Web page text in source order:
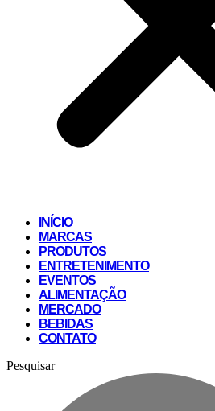
INÍCIO
MARCAS
PRODUTOS
ENTRETENIMENTO
EVENTOS
ALIMENTAÇÃO
MERCADO
BEBIDAS
CONTATO
Pesquisar